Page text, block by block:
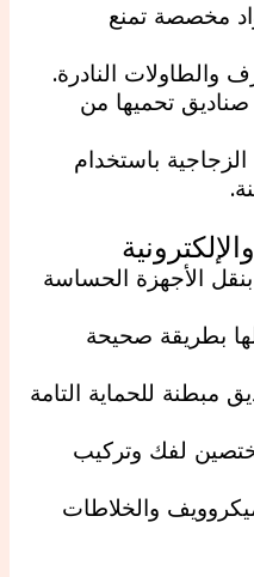
مخصصة تمنع
والطاولات النادرة.
صناديق تحميها من
باستخدام
الأجهزة الحساسة
بطريقة صحيحة
مبطنة للحماية التامة
لفك وتركيب
والخلاطات